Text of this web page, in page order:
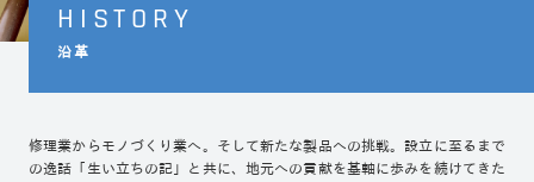
HISTORY
沿革
修理業からモノづくり業へ。そして新たな製品への挑戦。設立に至るまで
の逸話「生い立ちの記」と共に、地元への貢献を基軸に歩みを続けてきた